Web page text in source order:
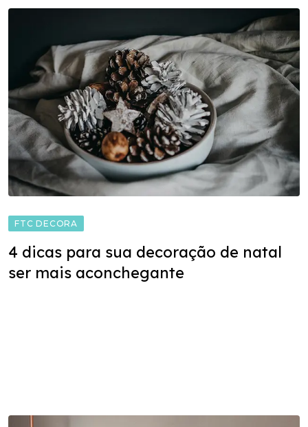
FTC DECORA
4 dicas para sua decoração de natal
ser mais aconchegante